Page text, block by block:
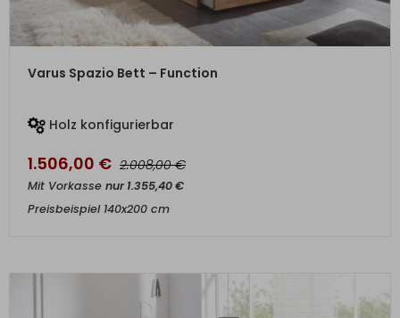
ZUM PRODUKT
Varus Spazio Bett – Function
Holz konfigurierbar
1.506,00 € 2.008,00€
Mit Vorkasse nur1.355,40€
Preisbeispiel 140x200 cm